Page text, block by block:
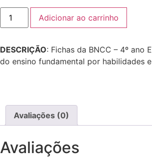
Adicionar ao carrinho
DESCRIÇÃO: Fichas da BNCC – 4º
do ensino fundamental por habilidades
Avaliações (0)
Avaliações